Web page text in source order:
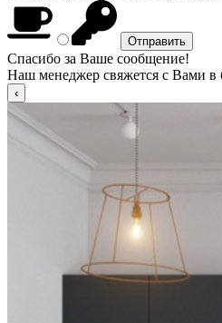
Спасибо за Ваше сообщение!
Наш менеджер свяжется с Вами в